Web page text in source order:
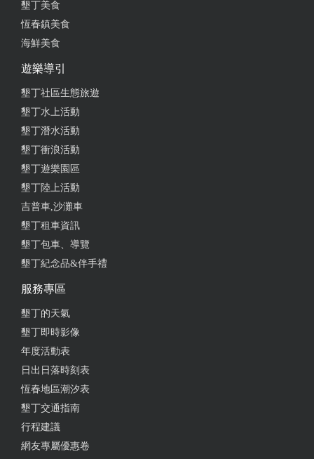
墾丁美食
恆春鎮美食
海鮮美食
遊樂導引
墾丁社區生態旅遊
墾丁水上活動
墾丁潛水活動
墾丁衝浪活動
墾丁遊樂園區
墾丁陸上活動
吉普車,沙灘車
墾丁租車資訊
墾丁包車、導覽
墾丁紀念品&伴手禮
服務專區
墾丁的天氣
墾丁即時影像
年度活動表
日出日落時刻表
恆春地區潮汐表
墾丁交通指南
行程建議
網友專屬優惠卷